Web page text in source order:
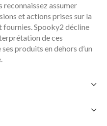
reconnaissez assumer
et actions prises sur la
fournies. Spooky2 décline
de ces
produits en dehors d’un